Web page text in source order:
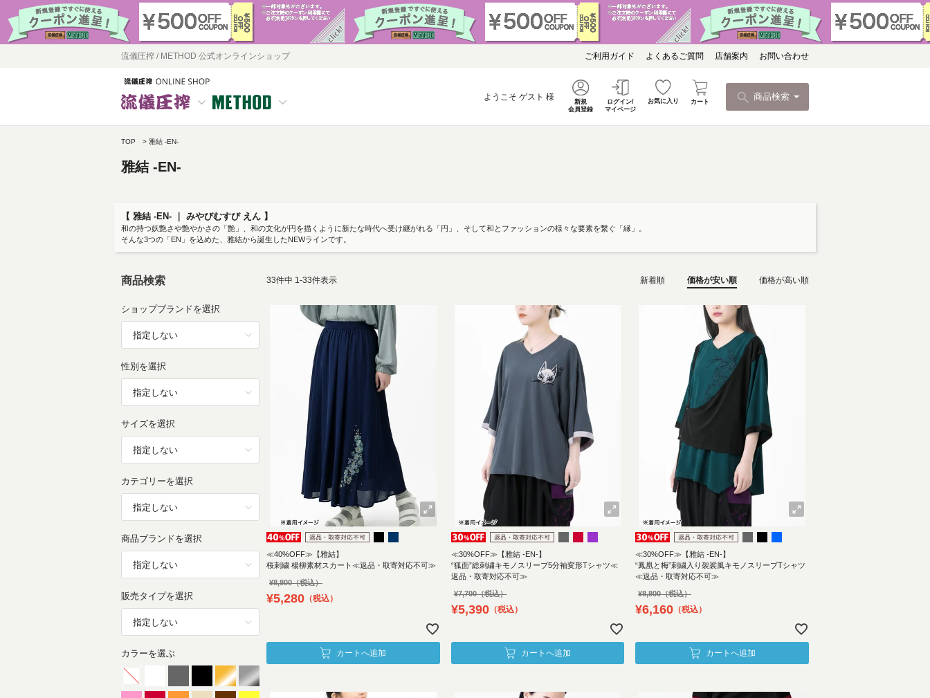
流儀圧搾 / METHOD 公式オンラインショップ ご利用ガイド よくあるご質問 店舗案内 お問い合わせ
ようこそ ゲスト 様
新規
会員登録
ログイン/
マイページ
お気に入り カート 商品検索
TOP 雅結 -EN-
雅結 -EN-
【 雅結 -EN- ｜ みやびむすび えん 】
和の持つ妖艶さや艶やかさの「艶」、和の文化が円を描くように新たな時代へ受け継がれる「円」、そして和とファッションの様々な要素を繋ぐ「縁」。
そんな3つの「EN」を込めた、雅結から誕生したNEWラインです。
商品検索
ショップブランドを選択
性別を選択
サイズを選択
カテゴリーを選択
商品ブランドを選択
販売タイプを選択
カラーを選ぶ
価格が安い順 価格が高い順
新着順
33件中 1-33件表示
≪40%OFF≫【雅結】
桜刺繍 楊柳素材スカート≪返品・取寄対応不可≫
¥8,800
¥5,280 税込
カートへ追加
≪30%OFF≫【雅結 -EN-】
“狐面”総刺繍キモノスリーブ5分袖変形Tシャツ≪
返品・取寄対応不可≫
¥7,700
¥5,390 税込
カートへ追加
≪30%OFF≫【雅結 -EN-】
“鳳凰と梅”刺繍入り袈裟風キモノスリーブTシャツ
≪返品・取寄対応不可≫
¥8,800
¥6,160 税込
カートへ追加